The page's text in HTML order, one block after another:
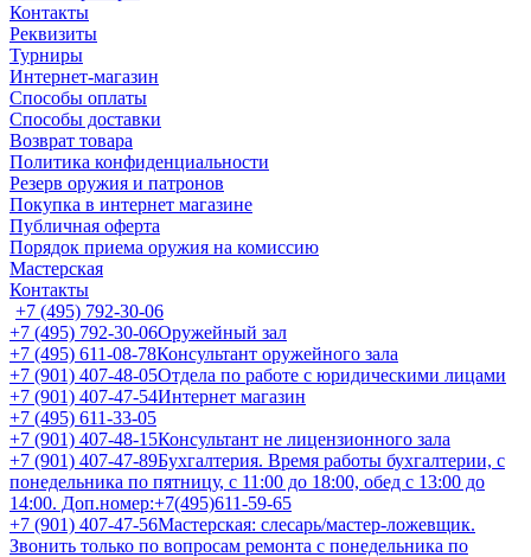
Контакты
Реквизиты
Турниры
Интернет-магазин
Способы оплаты
Способы доставки
Возврат товара
Политика конфиденциальности
Резерв оружия и патронов
Покупка в интернет магазине
Публичная оферта
Порядок приема оружия на комиссию
Мастерская
Контакты
+7 (495) 792-30-06
+7 (495) 792-30-06Оружейный зал
+7 (495) 611-08-78Консультант оружейного зала
+7 (901) 407-48-05Отдела по работе с юридическими лицами
+7 (901) 407-47-54Интернет магазин
+7 (495) 611-33-05
+7 (901) 407-48-15Консультант не лицензионного зала
+7 (901) 407-47-89Бухгалтерия. Время работы бухгалтерии, с
понедельника по пятницу, с 11:00 до 18:00, обед с 13:00 до
14:00. Доп.номер:+7(495)611-59-65
+7 (901) 407-47-56Мастерская: слесарь/мастер-ложевщик.
Звонить только по вопросам ремонта с понедельника по